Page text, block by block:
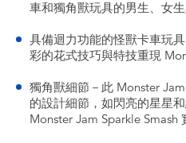
車和獨角獸玩具的男生、女
具備迴力功能的怪獸卡車玩
彩的花式技巧與特技重現
獨角獸細節－此 Monster
的設計細節，如閃亮的星星
Monster Jam Sparkle Smash